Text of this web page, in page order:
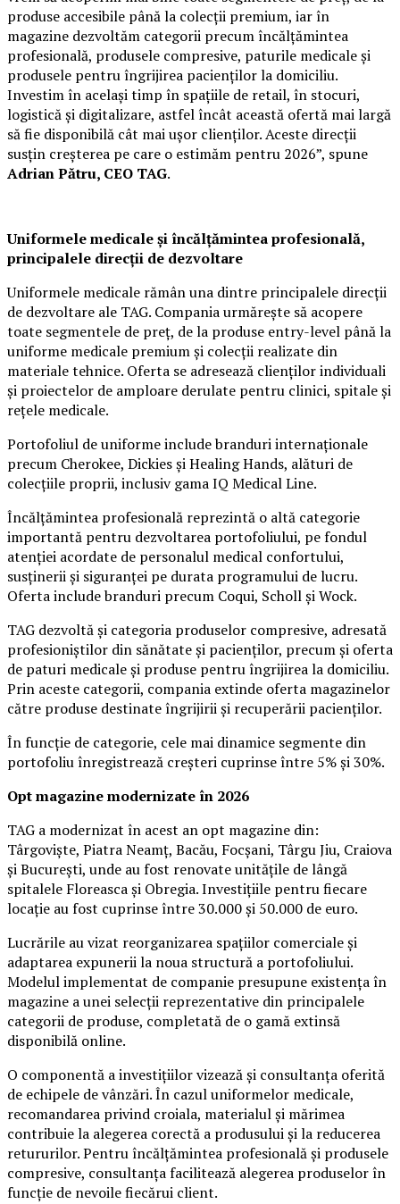
produse accesibile până la colecții premium, iar în
magazine dezvoltăm categorii precum încălțămintea
profesională, produsele compresive, paturile medicale și
produsele pentru îngrijirea pacienților la domiciliu.
Investim în același timp în spațiile de retail, în stocuri,
logistică și digitalizare, astfel încât această ofertă mai largă
să fie disponibilă cât mai ușor clienților. Aceste direcții
susțin creșterea pe care o estimăm pentru 2026”, spune
Adrian Pătru, CEO TAG.
Uniformele medicale și încălțămintea profesională,
principalele direcții de dezvoltare
Uniformele medicale rămân una dintre principalele direcții
de dezvoltare ale TAG. Compania urmărește să acopere
toate segmentele de preț, de la produse entry-level până la
uniforme medicale premium și colecții realizate din
materiale tehnice. Oferta se adresează clienților individuali
și proiectelor de amploare derulate pentru clinici, spitale și
rețele medicale.
Portofoliul de uniforme include branduri internaționale
precum Cherokee, Dickies și Healing Hands, alături de
colecțiile proprii, inclusiv gama IQ Medical Line.
Încălțămintea profesională reprezintă o altă categorie
importantă pentru dezvoltarea portofoliului, pe fondul
atenției acordate de personalul medical confortului,
susținerii și siguranței pe durata programului de lucru.
Oferta include branduri precum Coqui, Scholl și Wock.
TAG dezvoltă și categoria produselor compresive, adresată
profesioniștilor din sănătate și pacienților, precum și oferta
de paturi medicale și produse pentru îngrijirea la domiciliu.
Prin aceste categorii, compania extinde oferta magazinelor
către produse destinate îngrijirii și recuperării pacienților.
În funcție de categorie, cele mai dinamice segmente din
portofoliu înregistrează creșteri cuprinse între 5% și 30%.
Opt magazine modernizate în 2026
TAG a modernizat în acest an opt magazine din:
Târgoviște, Piatra Neamț, Bacău, Focșani, Târgu Jiu, Craiova
și București, unde au fost renovate unitățile de lângă
spitalele Floreasca și Obregia. Investițiile pentru fiecare
locație au fost cuprinse între 30.000 și 50.000 de euro.
Lucrările au vizat reorganizarea spațiilor comerciale și
adaptarea expunerii la noua structură a portofoliului.
Modelul implementat de companie presupune existența în
magazine a unei selecții reprezentative din principalele
categorii de produse, completată de o gamă extinsă
disponibilă online.
O componentă a investițiilor vizează și consultanța oferită
de echipele de vânzări. În cazul uniformelor medicale,
recomandarea privind croiala, materialul și mărimea
contribuie la alegerea corectă a produsului și la reducerea
retururilor. Pentru încălțămintea profesională și produsele
compresive, consultanța facilitează alegerea produselor în
funcție de nevoile fiecărui client.